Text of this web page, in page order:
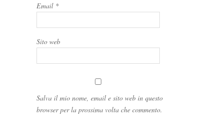
Email *
Sito web
Salva il mio nome, email e sito web in questo
browser per la prossima volta che commento.